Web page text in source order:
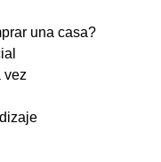
una casa?
vez